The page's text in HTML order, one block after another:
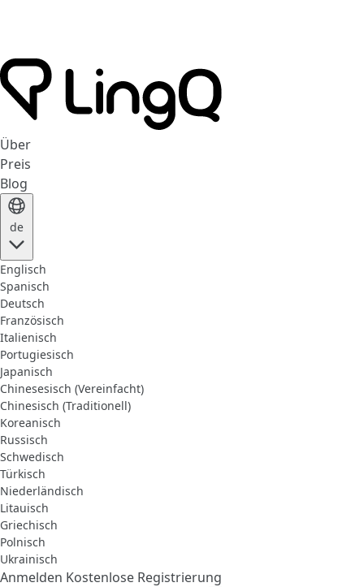
Über
Preis
Blog
de
Englisch
Spanisch
Deutsch
Französisch
Italienisch
Portugiesisch
Japanisch
Chinesesisch (Vereinfacht)
Chinesisch (Traditionell)
Koreanisch
Russisch
Schwedisch
Türkisch
Niederländisch
Litauisch
Griechisch
Polnisch
Ukrainisch
Anmelden Kostenlose Registrierung